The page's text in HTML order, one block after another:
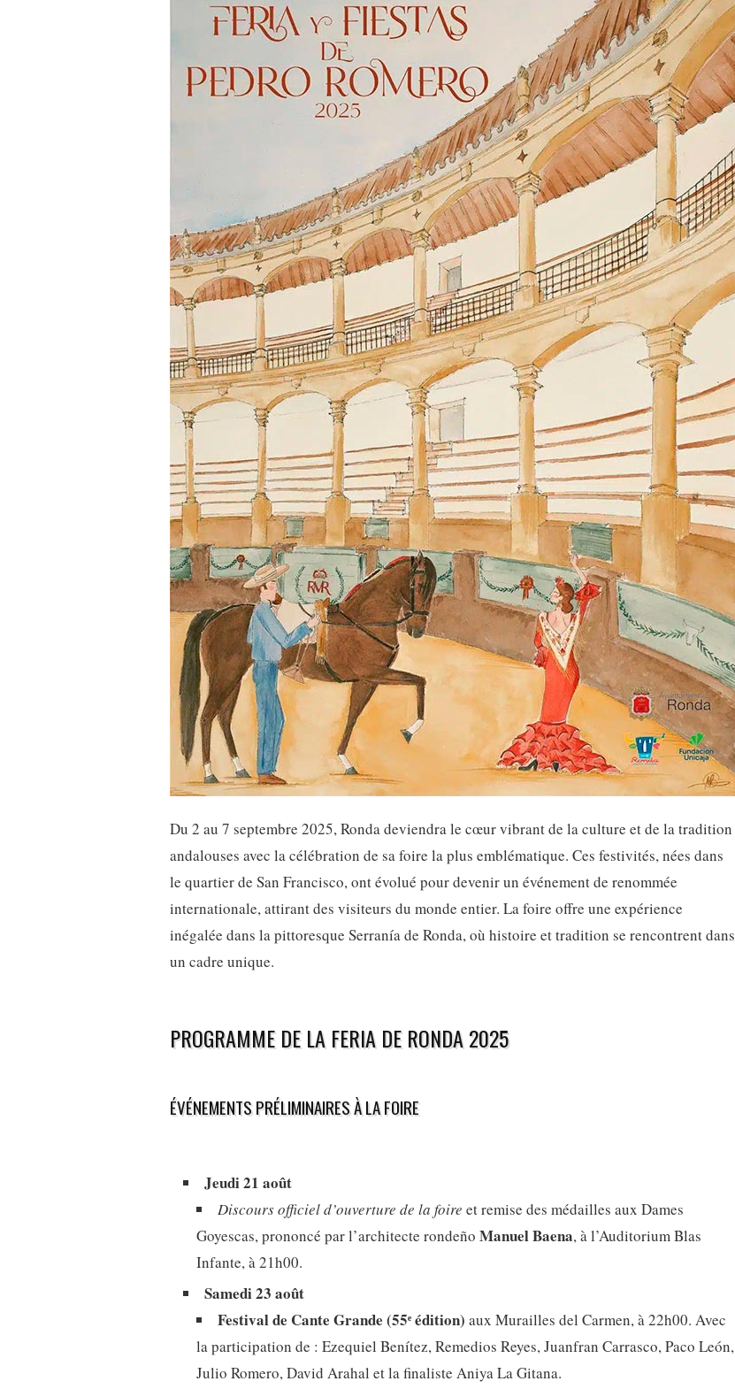
Du 2 au 7 septembre 2025, Ronda deviendra le cœur vibrant de la culture et de la tradition
andalouses avec la célébration de sa foire la plus emblématique. Ces festivités, nées dans
le quartier de San Francisco, ont évolué pour devenir un événement de renommée
internationale, attirant des visiteurs du monde entier. La foire offre une expérience
inégalée dans la pittoresque Serranía de Ronda, où histoire et tradition se rencontrent dans
un cadre unique.
PROGRAMME DE LA FERIA DE RONDA 2025
ÉVÉNEMENTS PRÉLIMINAIRES À LA FOIRE
Jeudi 21 août
Discours officiel d’ouverture de la foire et remise des médailles aux Dames
Goyescas, prononcé par l’architecte rondeño Manuel Baena, à l’Auditorium Blas
Infante, à 21h00.
Samedi 23 août
Festival de Cante Grande (55ᵉ édition) aux Murailles del Carmen, à 22h00. Avec
la participation de : Ezequiel Benítez, Remedios Reyes, Juanfran Carrasco, Paco León,
Julio Romero, David Arahal et la finaliste Aniya La Gitana.